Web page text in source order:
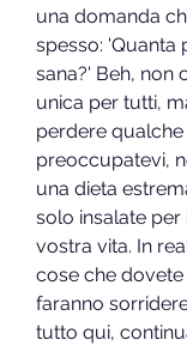
una domanda
spesso: 'Quanta
sana?' Beh, non
unica per tutti,
perdere
preoccupatevi,
una dieta
solo insalate per
vostra vita. In
cose che
faranno
tutto qui,